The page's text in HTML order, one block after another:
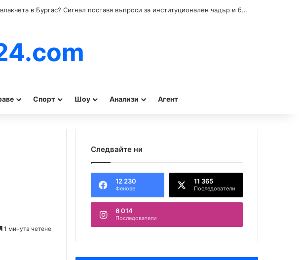
Кой прикрива нарушенията при туристическите влакчета в Бургас? Сигнал поставя въпроси за институционален чадър и бездействие на контролните органи.
Спорт Шоу Анализи Агент
1 минута четене
Следвайте ни
12 230
Фенове
11 365
Последователи
6 014
Последователи